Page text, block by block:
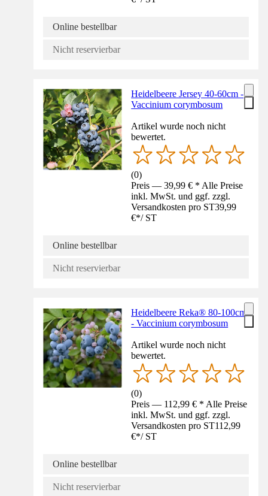
Online bestellbar
Nicht reservierbar
Heidelbeere Jersey 40-60cm -
Vaccinium corymbosum
Artikel wurde noch nicht
bewertet.
(0)
Preis — 39,99 € * Alle Preise
inkl. MwSt. und ggf. zzgl.
Versandkosten pro ST39,99
€*/ ST
Online bestellbar
Nicht reservierbar
Heidelbeere Reka® 80-100cm
- Vaccinium corymbosum
Artikel wurde noch nicht
bewertet.
(0)
Preis — 112,99 € * Alle Preise
inkl. MwSt. und ggf. zzgl.
Versandkosten pro ST112,99
€*/ ST
Online bestellbar
Nicht reservierbar